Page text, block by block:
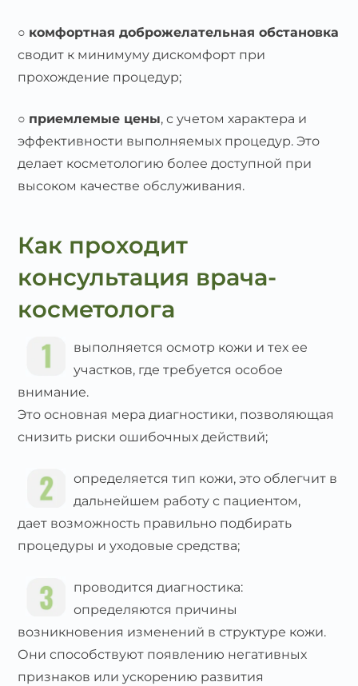
○ комфортная доброжелательная обстановка
сводит к минимуму дискомфорт при
прохождение процедур;
○ приемлемые цены, с учетом характера и
эффективности выполняемых процедур. Это
делает косметологию более доступной при
высоком качестве обслуживания.
Как проходит
консультация врача-
косметолога
выполняется осмотр кожи и тех ее
участков, где требуется особое
внимание.
Это основная мера диагностики, позволяющая
снизить риски ошибочных действий;
определяется тип кожи, это облегчит в
дальнейшем работу с пациентом,
дает возможность правильно подбирать
процедуры и уходовые средства;
проводится диагностика:
определяются причины
возникновения изменений в структуре кожи.
Они способствуют появлению негативных
признаков или ускорению развития